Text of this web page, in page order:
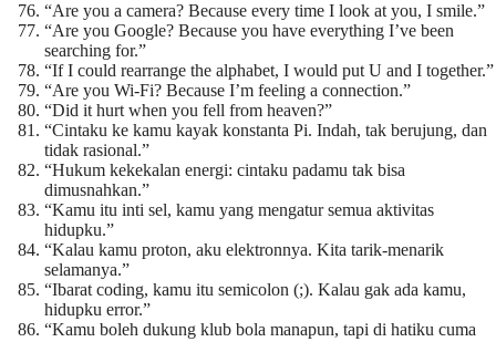
“Are you a camera? Because every time I look at you, I smile.”
“Are you Google? Because you have everything I’ve been
searching for.”
“If I could rearrange the alphabet, I would put U and I together.”
“Are you Wi-Fi? Because I’m feeling a connection.”
“Did it hurt when you fell from heaven?”
“Cintaku ke kamu kayak konstanta Pi. Indah, tak berujung, dan
tidak rasional.”
“Hukum kekekalan energi: cintaku padamu tak bisa
dimusnahkan.”
“Kamu itu inti sel, kamu yang mengatur semua aktivitas
hidupku.”
“Kalau kamu proton, aku elektronnya. Kita tarik-menarik
selamanya.”
“Ibarat coding, kamu itu semicolon (;). Kalau gak ada kamu,
hidupku error.”
“Kamu boleh dukung klub bola manapun, tapi di hatiku cuma